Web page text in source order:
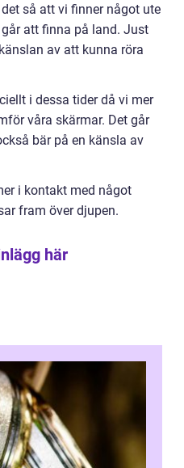
så att vi finner något ute
att finna på land. Just
av att kunna röra
i dessa tider då vi mer
våra skärmar. Det går
bär på en känsla av
i kontakt med något
fram över djupen.
här